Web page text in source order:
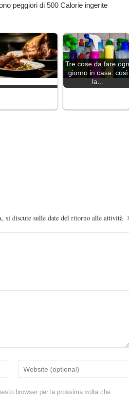
peggiori di 500 Calorie ingerite
Tre cose da fare ogni
giorno in casa: così
la…
si discute sulle date del ritorno alle attività
browser per la prossima volta che